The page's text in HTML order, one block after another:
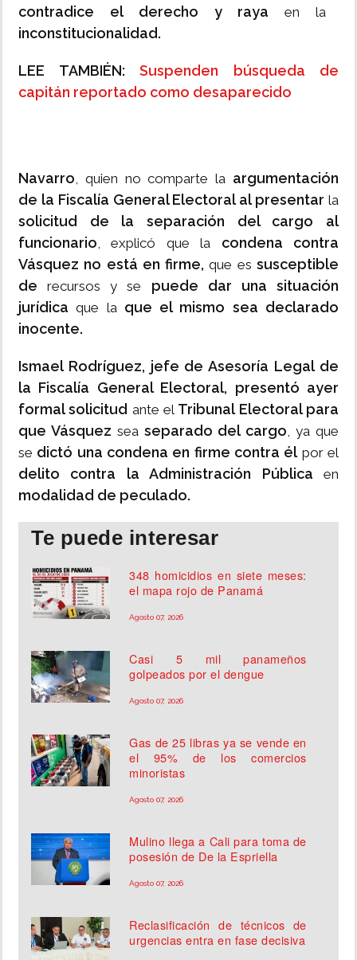
contradice el derecho y raya en la
inconstitucionalidad.
LEE TAMBIÉN: Suspenden búsqueda de
capitán reportado como desaparecido
Navarro, quien no comparte la argumentación
de la Fiscalía General Electoral al presentar la
solicitud de la separación del cargo al
funcionario, explicó que la condena contra
Vásquez no está en firme, que essusceptible
derecursos y se puede dar una situación
jurídica que la que el mismo sea declarado
inocente.
Ismael Rodríguez, jefe de Asesoría Legal de
la Fiscalía General Electoral, presentó ayer
formal solicitud ante el Tribunal Electoral para
que Vásquez sea separado del cargo, ya que
se dictó una condena en firme contra élpor el
delito contra la Administración Pública en
modalidad de peculado.
Te puede interesar
348 homicidios en siete meses:
el mapa rojo de Panamá
Agosto 07, 2026
Casi 5 mil panameños
golpeados por el dengue
Agosto 07, 2026
Gas de 25 libras ya se vende en
el 95% de los comercios
minoristas
Agosto 07, 2026
Mulino llega a Cali para toma de
posesión de De la Espriella
Agosto 07, 2026
Reclasificación de técnicos de
urgencias entra en fase decisiva